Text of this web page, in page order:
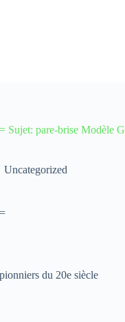
pare-brise Modèle
Uncategorized
du 20e siècle